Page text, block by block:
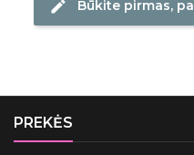
edit Būkite pirmas,
PREKĖS